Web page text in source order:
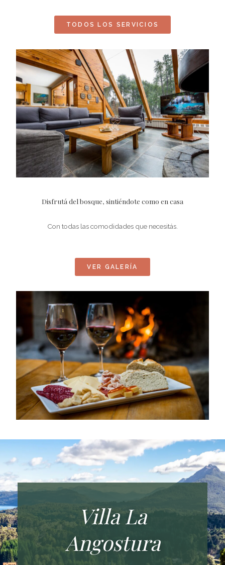
TODOS LOS SERVICIOS
Disfrutá del bosque, sintiéndote como en casa
Con todas las comodidades que necesitás.
VER GALERÍA
Villa La
Angostura